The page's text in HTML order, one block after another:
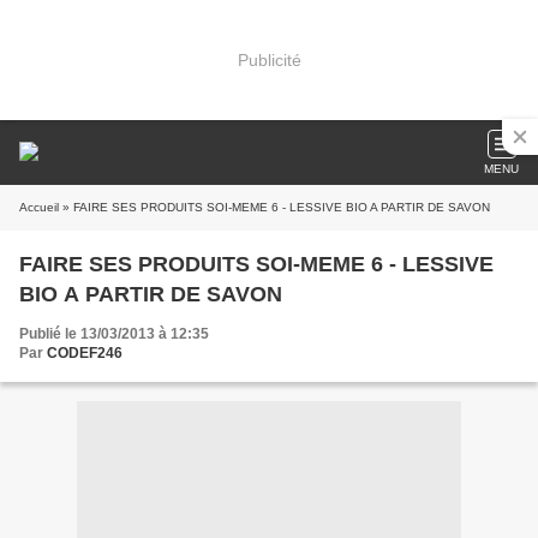
Publicité
MENU
Accueil » FAIRE SES PRODUITS SOI-MEME 6 - LESSIVE BIO A PARTIR DE SAVON
FAIRE SES PRODUITS SOI-MEME 6 - LESSIVE
BIO A PARTIR DE SAVON
Publié le 13/03/2013 à 12:35
Par CODEF246